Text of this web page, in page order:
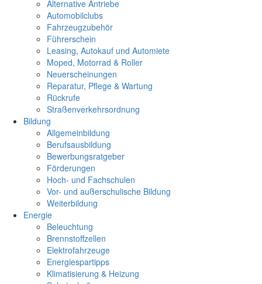
Alternative Antriebe
Automobilclubs
Fahrzeugzubehör
Führerschein
Leasing, Autokauf und Automiete
Moped, Motorrad & Roller
Neuerscheinungen
Reparatur, Pflege & Wartung
Rückrufe
Straßenverkehrsordnung
Bildung
Allgemeinbildung
Berufsausbildung
Bewerbungsratgeber
Förderungen
Hoch- und Fachschulen
Vor- und außerschulische Bildung
Weiterbildung
Energie
Beleuchtung
Brennstoffzellen
Elektrofahrzeuge
Energiespartipps
Klimatisierung & Heizung